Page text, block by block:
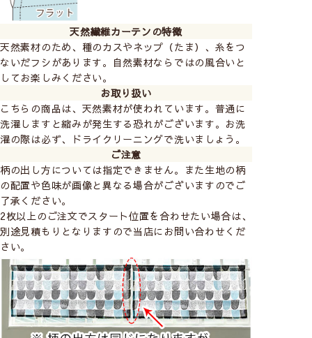
天然繊維カーテンの特徴
天然素材のため、種のカスやネップ（たま）、糸をつ
ないだフシがあります。自然素材ならではの風合いと
してお楽しみください。
お取り扱い
こちらの商品は、天然素材が使われています。普通に
洗濯しますと縮みが発生する恐れがございます。お洗
濯の際は必ず、ドライクリーニングで洗いましょう。
ご注意
柄の出し方については指定できません。また生地の柄
の配置や色味が画像と異なる場合がございますのでご
了承ください。
2枚以上のご注文でスタート位置を合わせたい場合は、
別途見積もりとなりますので当店にお問い合わせくだ
さい。